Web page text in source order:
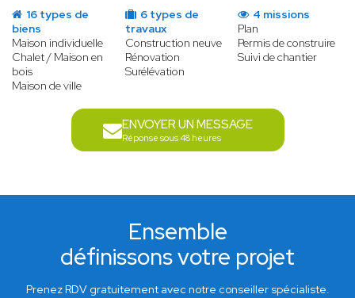
16 types de
biens
Maison individuelle
Chalet / Maison en
bois
Maison de ville
6 types de
travaux
Construction neuve
Rénovation
Surélévation
4 missions
Plan
Permis de construire
Suivi de chantier
ENVOYER UN MESSAGE
Réponse sous 48 heures
Ensemble
définissons votre projet
Prenez RDV gratuitement avec notre conseiller spécialiste.